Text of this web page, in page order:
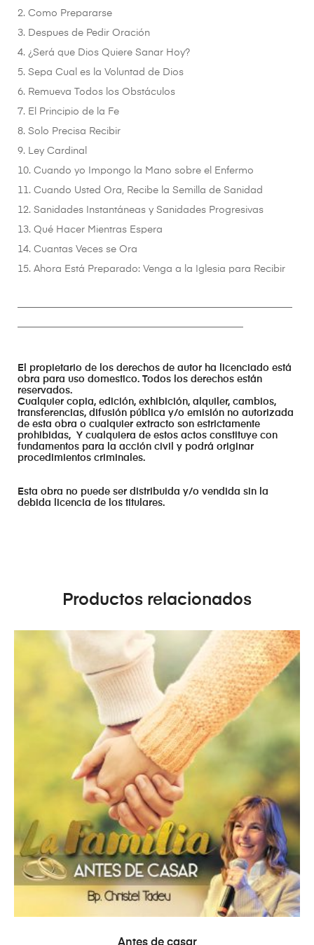
2. Como Prepararse
3. Despues de Pedir Oración
4. ¿Será que Dios Quiere Sanar Hoy?
5. Sepa Cual es la Voluntad de Dios
6. Remueva Todos los Obstáculos
7. El Principio de la Fe
8. Solo Precisa Recibir
9. Ley Cardinal
10. Cuando yo Impongo la Mano sobre el Enfermo
11. Cuando Usted Ora, Recibe la Semilla de Sanidad
12. Sanidades Instantáneas y Sanidades Progresivas
13. Qué Hacer Mientras Espera
14. Cuantas Veces se Ora
15. Ahora Está Preparado: Venga a la Iglesia para Recibir
El propietario de los derechos de autor ha licenciado está
obra para uso domestico. Todos los derechos están
reservados.
Cualquier copia, edición, exhibición, alquiler, cambios,
transferencias, difusión pública y/o emisión no autorizada
de esta obra o cualquier extracto son estrictamente
prohibidas, Y cualquiera de estos actos constituye con
fundamentos para la acción civil y podrá originar
procedimientos criminales.
Esta obra no puede ser distribuida y/o vendida sin la
debida licencia de los titulares.
Productos relacionados
AÑADIR AL CARRITO